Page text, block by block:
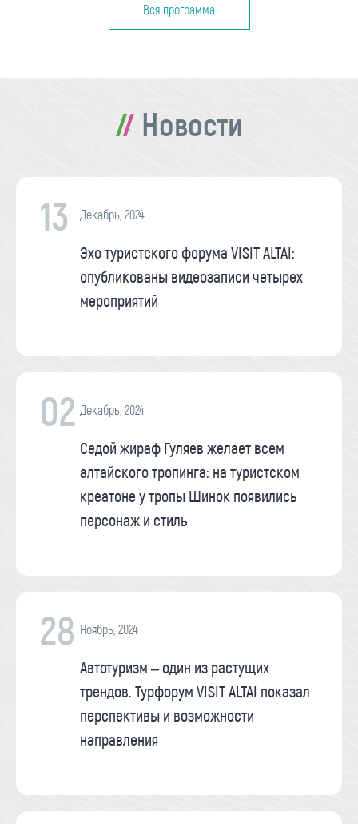
Вся программа
Новости
13 Декабрь, 2024
Эхо туристского форума VISIT ALTAI:
опубликованы видеозаписи четырех
мероприятий
02 Декабрь, 2024
Седой жираф Гуляев желает всем
алтайского тропинга: на туристском
креатоне у тропы Шинок появились
персонаж и стиль
28 Ноябрь, 2024
Автотуризм – один из растущих
трендов. Турфорум VISIT ALTAI показал
перспективы и возможности
направления